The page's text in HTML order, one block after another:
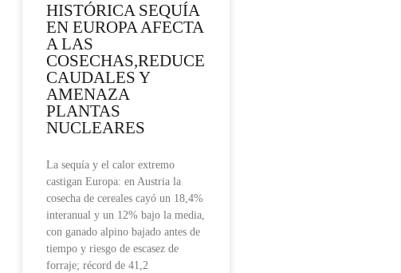
HISTÓRICA SEQUÍA
EN EUROPA AFECTA
A LAS
COSECHAS,REDUCE
CAUDALES Y
AMENAZA
PLANTAS
NUCLEARES
La sequía y el calor extremo
castigan Europa: en Austria la
cosecha de cereales cayó un 18,4%
interanual y un 12% bajo la media,
con ganado alpino bajado antes de
tiempo y riesgo de escasez de
forraje; récord de 41,2